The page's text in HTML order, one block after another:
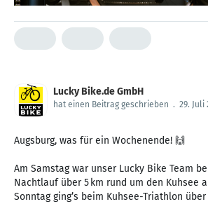
Lucky Bike.de GmbH
hat einen Beitrag geschrieben . 29. Juli
Augsburg, was für ein Wochenende! 🙌
Am Samstag war unser Lucky Bike Team
Nachtlauf über 5 km rund um den Kuhsee
Sonntag ging’s beim Kuhsee-Triathlon